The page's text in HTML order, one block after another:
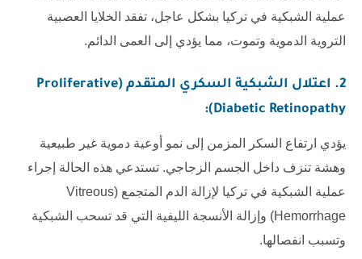
عملية الشبكية في تركيا بشكل عاجل، تفقد الخلايا العصبية
التروية الدموية وتموت، مما يؤدي إلى العمى الدائم.
2. اعتلال الشبكية السكري المتقدم (Proliferative
Diabetic Retinopathy):
يؤدي ارتفاع السكر المزمن إلى نمو أوعية دموية غير طبيعية
وهشة تنزف داخل الجسم الزجاجي. تستدعي هذه الحالة إجراء
عملية الشبكية في تركيا لإزالة الدم المتجمع (Vitreous
Hemorrhage) وإزالة الأنسجة الليفية التي قد تسحب الشبكية
وتسبب انفصالها.